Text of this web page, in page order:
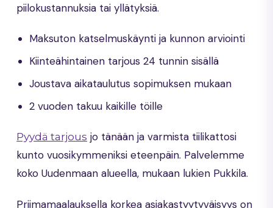
piilokustannuksia tai yllätyksiä.
Maksuton katselmuskäynti ja kunnon arviointi
Kiinteähintainen tarjous 24 tunnin sisällä
Joustava aikataulutus sopimuksen mukaan
2 vuoden takuu kaikille töille
Pyydä tarjous jo tänään ja varmista tiilikattosi
kunto vuosikymmeniksi eteenpäin. Palvelemme
koko Uudenmaan alueella, mukaan lukien Pukkila.
Priimamaalauksella korkea asiakastyytyväisyys on